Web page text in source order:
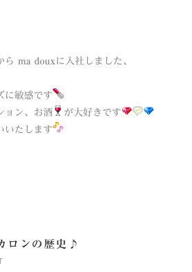
ら ma doux に入社しました、
に敏感です
ョン、お酒
が大好きです
いたします
ロンの歴史♪